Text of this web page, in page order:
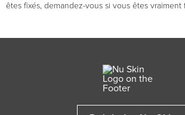
êtes fixés, demandez-vous si vous êtes vraiment